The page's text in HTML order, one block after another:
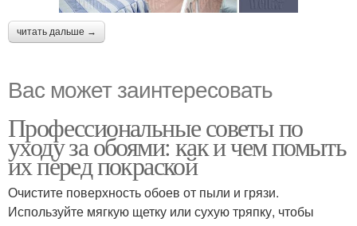
читать дальше →
Вас может заинтересовать
Профессиональные советы по
уходу за обоями: как и чем помыть
их перед покраской
Очистите поверхность обоев от пыли и грязи.
Используйте мягкую щетку или сухую тряпку, чтобы